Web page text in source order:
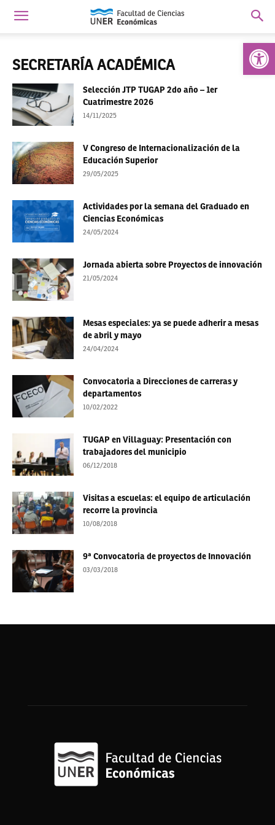
Abrir
SECRETARÍA ACADÉMICA
Selección JTP TUGAP 2do año – 1er
Cuatrimestre 2026
14/11/2025
V Congreso de Internacionalización de la
Educación Superior
29/05/2025
Actividades por la semana del Graduado en
Ciencias Económicas
24/05/2024
Jornada abierta sobre Proyectos de innovación
21/05/2024
Mesas especiales: ya se puede adherir a mesas
de abril y mayo
24/04/2024
Convocatoria a Direcciones de carreras y
departamentos
10/02/2022
TUGAP en Villaguay: Presentación con
trabajadores del municipio
06/12/2018
Visitas a escuelas: el equipo de articulación
recorre la provincia
10/08/2018
9ª Convocatoria de proyectos de Innovación
03/03/2018